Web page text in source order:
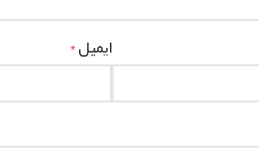
ایمیل*